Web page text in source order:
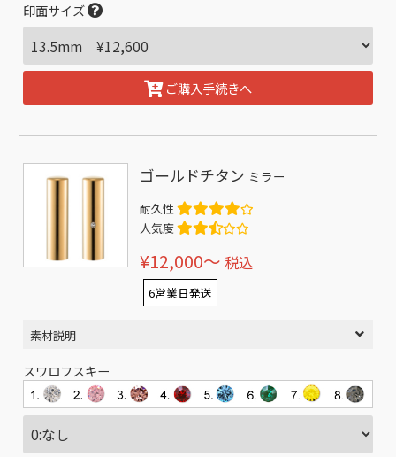
印面サイズ
ご購入手続きへ
ゴールドチタン ミラー
耐久性
人気度
¥12,000〜 税込
6営業日発送
素材説明
スワロフスキー